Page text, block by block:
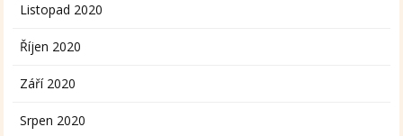
Listopad 2020
Říjen 2020
Září 2020
Srpen 2020